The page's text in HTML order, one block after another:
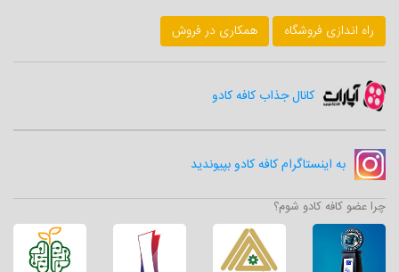
راه اندازی فروشگاه همکاری در فروش
به اینستاگرام کافه کادو بپیوندید
کانال جذاب کافه کادو
چرا عضو کافه کادو شوم؟